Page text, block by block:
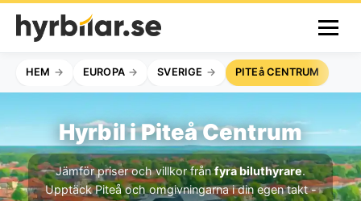
HEM EUROPA SVERIGE PITEå CENTRUM
Hyrbil i Piteå Centrum
Jämför priser och villkor frånfyra biluthyrare.
Upptäck Piteå och omgivningarna i din egen takt -